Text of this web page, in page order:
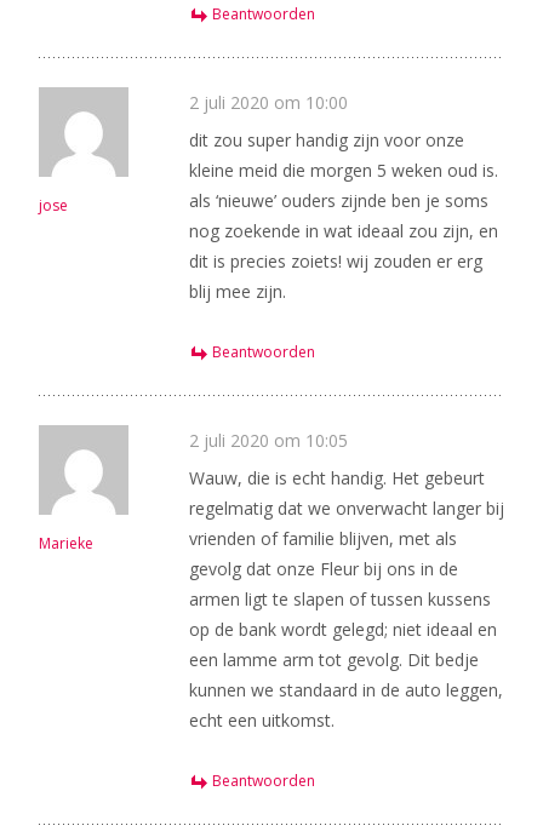
Beantwoorden
jose
2 juli 2020 om 10:00
dit zou super handig zijn voor onze
kleine meid die morgen 5 weken oud is.
als ‘nieuwe’ ouders zijnde ben je soms
nog zoekende in wat ideaal zou zijn, en
dit is precies zoiets! wij zouden er erg
blij mee zijn.
Beantwoorden
Marieke
2 juli 2020 om 10:05
Wauw, die is echt handig. Het gebeurt
regelmatig dat we onverwacht langer bij
vrienden of familie blijven, met als
gevolg dat onze Fleur bij ons in de
armen ligt te slapen of tussen kussens
op de bank wordt gelegd; niet ideaal en
een lamme arm tot gevolg. Dit bedje
kunnen we standaard in de auto leggen,
echt een uitkomst.
Beantwoorden